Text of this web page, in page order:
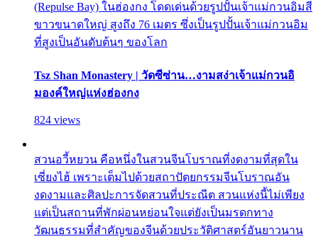
(Repulse Bay) ในฮ่องกง โดดเด่นด้วยรูปปั้นเจ้าแม่กวนอิมสี
ขาวขนาดใหญ่ สูงถึง 76 เมตร ซึ่งเป็นรูปปั้นเจ้าแม่กวนอิม
ที่สูงเป็นอันดับต้นๆ ของโลก
Tsz Shan Monastery | วัดซีซ่าน…งามสง่าเจ้าแม่กวนอิ
มองค์ใหญ่แห่งฮ่องกง
824 views
สวนอวี้หยวน คือหนึ่งในสวนจีนโบราณที่งดงามที่สุดใน
เซี่ยงไฮ้ เพราะเต็มไปด้วยสถาปัตยกรรมจีนโบราณอัน
งดงามและศิลปะการจัดสวนที่ประณีต สวนแห่งนี้ไม่เพียง
แต่เป็นสถานที่พักผ่อนหย่อนใจแต่ยังเป็นมรดกทาง
วัฒนธรรมที่สำคัญของจีนด้วยประวัติศาสตร์อันยาวนาน